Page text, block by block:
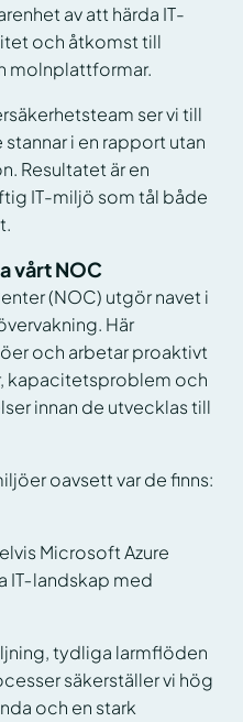
av att härda IT-
och åtkomst till
molnplattformar.
ser vi till
i en rapport utan
Resultatet är en
IT-miljö som tål både
vårt NOC
(NOC) utgör navet i
Här
och arbetar proaktivt
kapacitetsproblem och
innan de utvecklas till
oavsett var de finns:
Microsoft Azure
IT‑landskap med
tydliga larmflöden
säkerställer vi hög
och en stark